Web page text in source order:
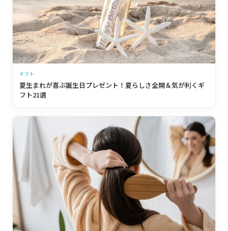
ギフト
夏生まれが喜ぶ誕生日プレゼント！夏らしさ全開＆気が利くギ
フト21選